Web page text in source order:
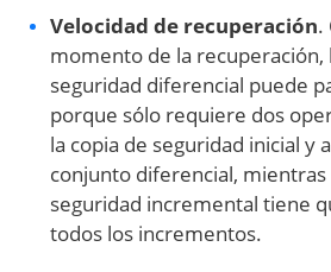
Velocidad de recuperación.
momento de la recuperación,
seguridad diferencial puede
porque sólo requiere dos
la copia de seguridad inicial y
conjunto diferencial, mientras
seguridad incremental tiene
todos los incrementos.